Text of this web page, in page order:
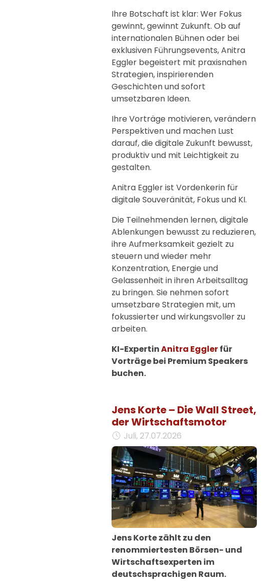
Ihre Botschaft ist klar: Wer Fokus
gewinnt, gewinnt Zukunft. Ob auf
internationalen Bühnen oder bei
exklusiven Führungsevents, Anitra
Eggler begeistert mit praxisnahen
Strategien, inspirierenden
Geschichten und sofort
umsetzbaren Ideen.
Ihre Vorträge motivieren, verändern
Perspektiven und machen Lust
darauf, die digitale Zukunft bewusst,
produktiv und mit Leichtigkeit zu
gestalten.
Anitra Eggler ist Vordenkerin für
digitale Souveränität, Fokus und KI.
Die Teilnehmenden lernen, digitale
Ablenkungen bewusst zu reduzieren,
ihre Aufmerksamkeit gezielt zu
steuern und wieder mehr
Konzentration, Energie und
Gelassenheit in ihren Arbeitsalltag
zu bringen. Sie nehmen sofort
umsetzbare Strategien mit, um
fokussierter und wirkungsvoller zu
arbeiten.
KI-ExpertinAnitra Egglerfür
Vorträge bei Premium Speakers
buchen.
Jens Korte – Die Wall Street,
der Wirtschaftsmotor
Juli, 27.07.2026
Jens Korte zählt zu den
renommiertesten Börsen- und
Wirtschaftsexperten im
deutschsprachigen Raum.